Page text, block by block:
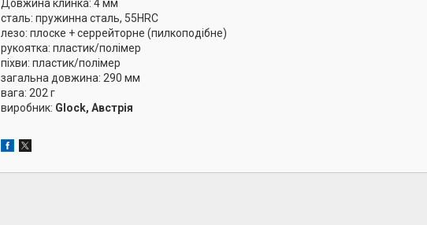
Довжина клинка: 4 мм
сталь: пружинна сталь, 55HRC
лезо: плоске + серрейторне (пилкоподібне)
рукоятка: пластик/полімер
піхви: пластик/полімер
загальна довжина: 290 мм
вага: 202 г
виробник: Glock, Австрія